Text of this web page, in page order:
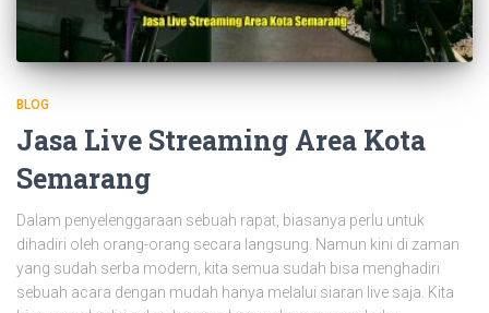
BLOG
Jasa Live Streaming Area Kota
Semarang
Dalam penyelenggaraan sebuah rapat, biasanya perlu untuk
dihadiri oleh orang-orang secara langsung. Namun kini di zaman
yang sudah serba modern, kita semua sudah bisa menghadiri
sebuah acara dengan mudah hanya melalui siaran live saja. Kita